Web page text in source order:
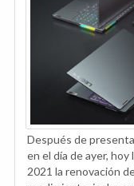
Después de
en el día de ayer, hoy
2021 la renovación